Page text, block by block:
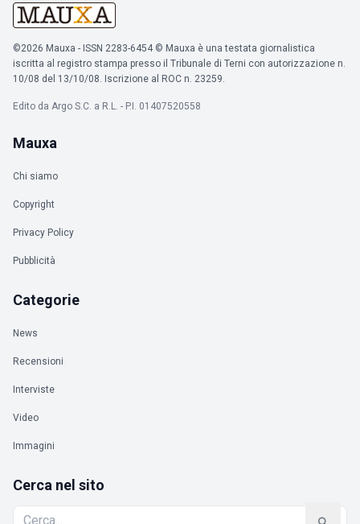
©2026 Mauxa - ISSN 2283-6454 © Mauxa è una testata giornalistica
iscritta al registro stampa presso il Tribunale di Terni con autorizzazione n.
10/08 del 13/10/08. Iscrizione al ROC n. 23259.
Edito da Argo S.C. a R.L. - P.I. 01407520558
Mauxa
Chi siamo
Copyright
Privacy Policy
Pubblicità
Categorie
News
Recensioni
Interviste
Video
Immagini
Cerca nel sito